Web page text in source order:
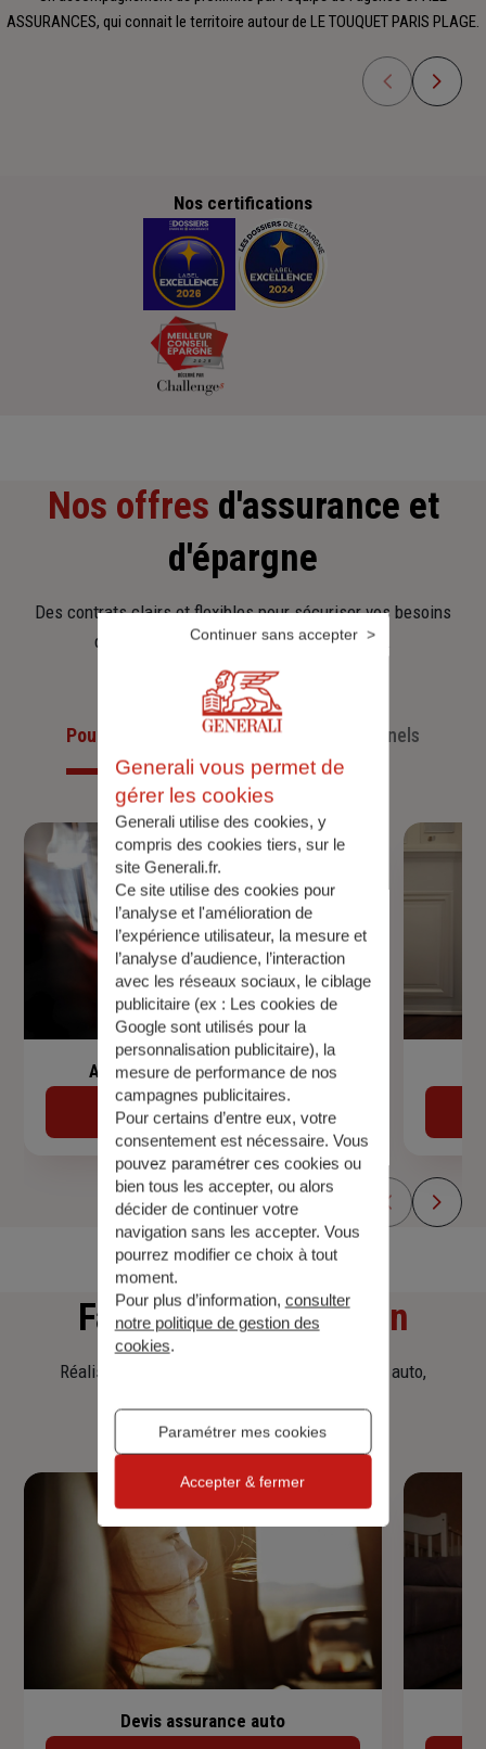
ASSURANCES, qui connait le territoire autour de LE TOUQUET PARIS PLAGE.
Nos certifications
Nos offres d'assurance et
d'épargne
Des contrats clairs et flexibles pour sécuriser vos besoins
d’aujourd’hui et anticiper ceux de demain.
Pour les particuliersPour les professionnels
Assurance de prêt immobilier
Découvrir
Faitesune simulation
Réalisez une simulation tarifaire d'assurance, auto,
Devis assurance auto
Generali vous permet de
gérer les cookies
Generali utilise des cookies, y
compris des cookies tiers, sur le
site Generali.fr.
Ce site utilise des cookies pour
l’analyse et l'amélioration de
l’expérience utilisateur, la mesure et
l’analyse d’audience, l’interaction
avec les réseaux sociaux, le ciblage
publicitaire (ex : Les cookies de
Google sont utilisés pour la
personnalisation publicitaire), la
mesure de performance de nos
campagnes publicitaires.
Pour certains d’entre eux, votre
consentement est nécessaire. Vous
pouvez paramétrer ces cookies ou
bien tous les accepter, ou alors
décider de continuer votre
navigation sans les accepter. Vous
pourrez modifier ce choix à tout
moment.
Pour plus d’information, consulter
notre politique de gestion des
cookies.
Paramétrer mes cookies
Continuer sans accepter
Accepter & fermer